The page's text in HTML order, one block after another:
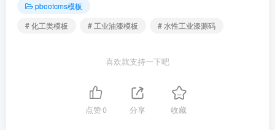
pbootcms模板
# 化工类模板
# 工业油漆模板 # 水性工业漆源码
喜欢就支持一下吧
点赞0 分享 收藏